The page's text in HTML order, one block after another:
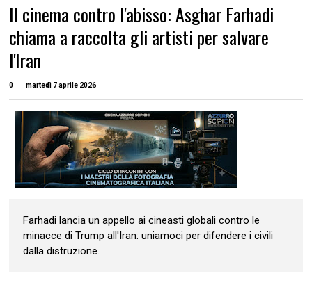
Il cinema contro l'abisso: Asghar Farhadi
chiama a raccolta gli artisti per salvare
l'Iran
0 martedì 7 aprile 2026
Farhadi lancia un appello ai cineasti globali contro le
minacce di Trump all'Iran: uniamoci per difendere i civili
dalla distruzione.